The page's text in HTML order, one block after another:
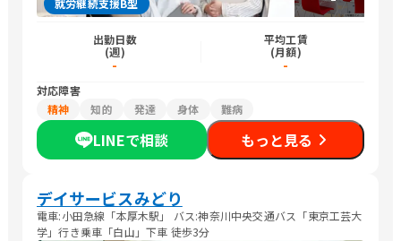
就労継続支援B型
出勤日数
(週)
-
平均工賃
(月額)
-
対応障害
精神
知的 発達 身体 難病
LINEで相談 もっと見る
デイサービスみどり
電車:小田急線「本厚木駅」 バス:神奈川中央交通バス「東京工芸大
学」行き乗車「白山」下車 徒歩3分